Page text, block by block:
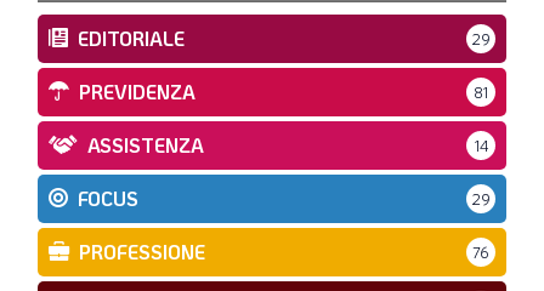
EDITORIALE 29
PREVIDENZA 81
ASSISTENZA 14
FOCUS 29
PROFESSIONE 76